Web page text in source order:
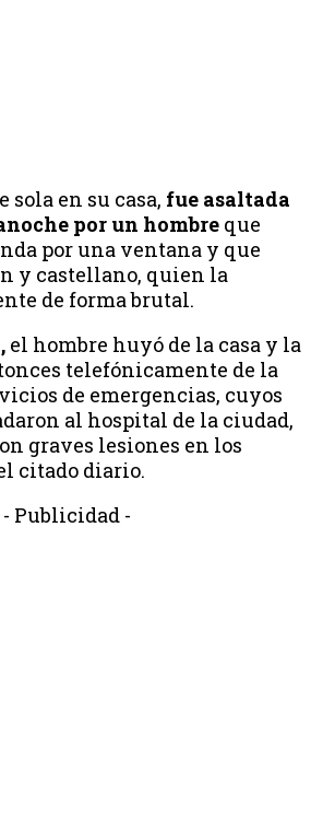
sola en su casa, fue asaltada
por un hombre que
por una ventana y que
y castellano, quien la
de forma brutal.
el hombre huyó de la casa y la
telefónicamente de la
de emergencias, cuyos
al hospital de la ciudad,
graves lesiones en los
citado diario.
- Publicidad -